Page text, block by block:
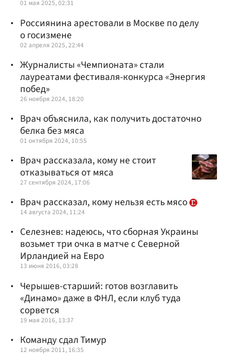
01 мая 2025, 02:31
Россиянина арестовали в Москве по делу
о госизмене
02 апреля 2025, 22:44
Журналисты «Чемпионата» стали
лауреатами фестиваля-конкурса «Энергия
побед»
26 ноября 2024, 18:20
Врач объяснила, как получить достаточно
белка без мяса
01 октября 2024, 10:55
Врач рассказала, кому не стоит
отказываться от мяса
27 сентября 2024, 17:06
Врач рассказал, кому нельзя есть мясо
14 августа 2024, 11:24
Селезнев: надеюсь, что сборная Украины
возьмет три очка в матче с Северной
Ирландией на Евро
13 июня 2016, 03:28
Черышев-старший: готов возглавить
«Динамо» даже в ФНЛ, если клуб туда
сорвется
19 мая 2016, 13:37
Команду сдал Тимур
12 ноября 2011, 16:35